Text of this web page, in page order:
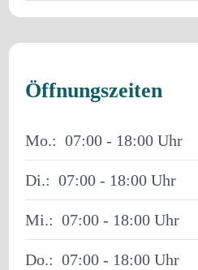
Öffnungszeiten
Mo.: 07:00 - 18:00
Di.: 07:00 - 18:00
Mi.: 07:00 - 18:00
Do.: 07:00 - 18:00